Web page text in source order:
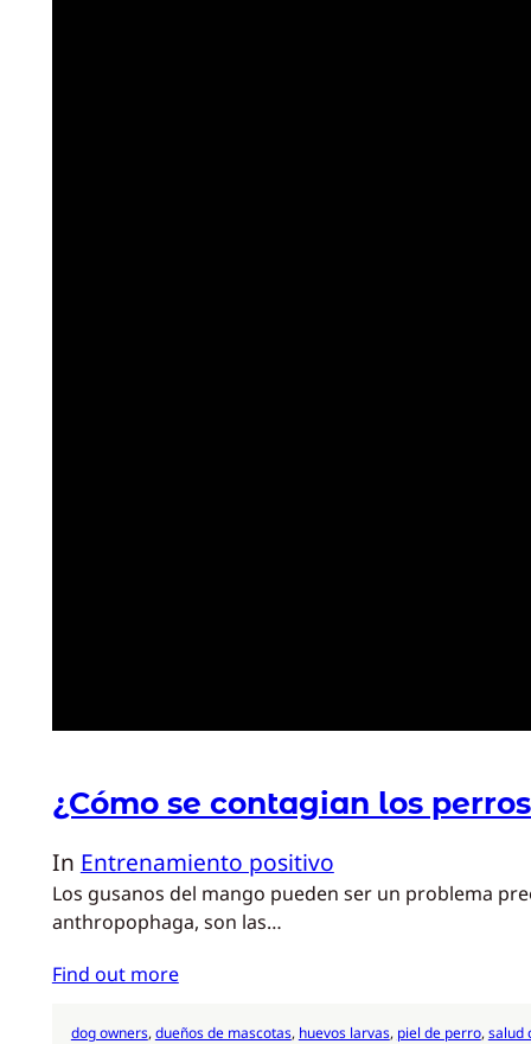
¿Cómo se contagian los
In Entrenamiento positivo
Los gusanos del mango pueden ser un problema
anthropophaga, son las…
Find out more
dog owners, dueños de mascotas, huevos larvas, piel de perro, salud